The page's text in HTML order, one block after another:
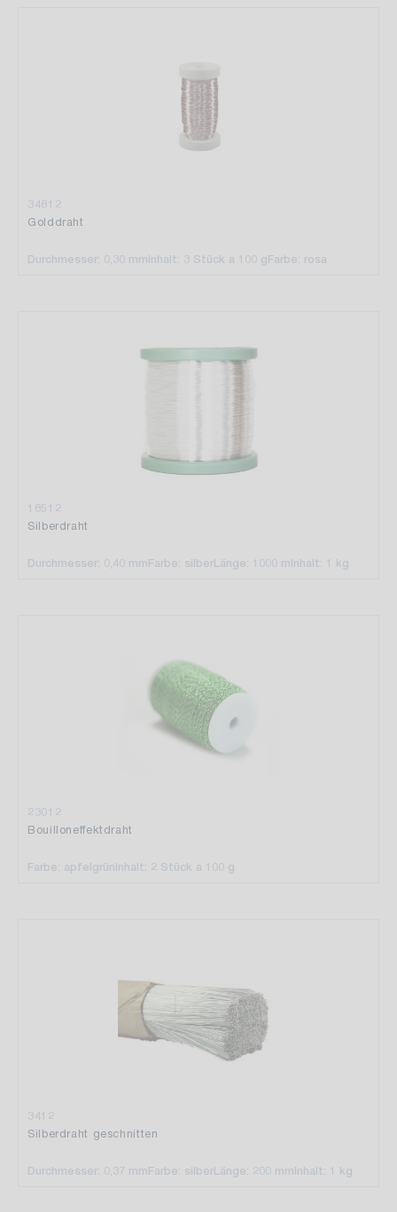
34812
Golddraht
Durchmesser: 0,30 mmInhalt: 3 Stück a 100 gFarbe: rosa
18512
Silberdraht
Durchmesser: 0,40 mmFarbe: silberLänge: 1000 mInhalt: 1 kg
23012
Bouilloneffektdraht
Farbe: apfelgrünInhalt: 2 Stück a 100 g
3412
Silberdraht geschnitten
Durchmesser: 0,37 mmFarbe: silberLänge: 200 mmInhalt: 1 kg